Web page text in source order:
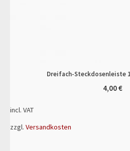
Dreifach-Steckdosenleiste
4,00€
incl. VAT
zzgl. Versandkosten